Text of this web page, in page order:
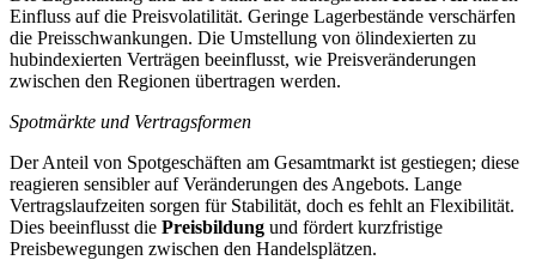
Einfluss auf die Preisvolatilität. Geringe Lagerbestände verschärfen
die Preisschwankungen. Die Umstellung von ölindexierten zu
hubindexierten Verträgen beeinflusst, wie Preisveränderungen
zwischen den Regionen übertragen werden.
Spotmärkte und Vertragsformen
Der Anteil von Spotgeschäften am Gesamtmarkt ist gestiegen; diese
reagieren sensibler auf Veränderungen des Angebots. Lange
Vertragslaufzeiten sorgen für Stabilität, doch es fehlt an Flexibilität.
Dies beeinflusst die Preisbildung und fördert kurzfristige
Preisbewegungen zwischen den Handelsplätzen.